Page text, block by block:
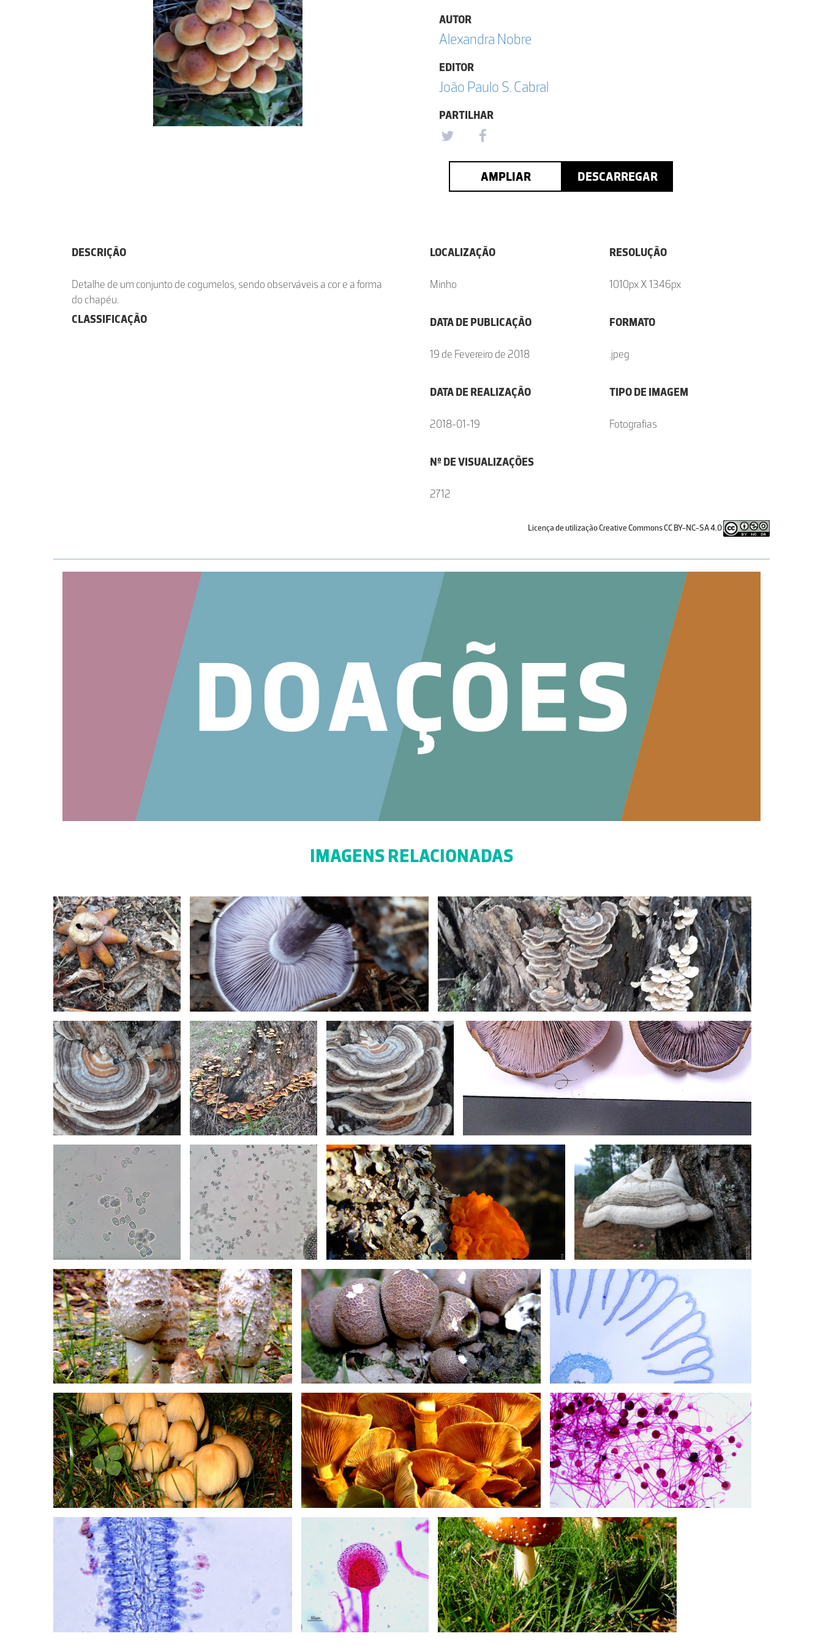
AUTOR
Alexandra Nobre
EDITOR
João Paulo S. Cabral
PARTILHAR
AMPLIAR DESCARREGAR
DESCRIÇÃO
Detalhe de um conjunto de cogumelos, sendo observáveis a cor e a forma
do chapéu.
CLASSIFICAÇÃO
LOCALIZAÇÃO
Minho
DATA DE PUBLICAÇÃO
19 de Fevereiro de 2018
DATA DE REALIZAÇÃO
2018-01-19
Nº DE VISUALIZAÇÕES
2712
RESOLUÇÃO
1010px X 1346px
FORMATO
.jpeg
TIPO DE IMAGEM
Fotografias
Licença de utilização Creative Commons CC BY-NC-SA 4.0
IMAGENS RELACIONADAS